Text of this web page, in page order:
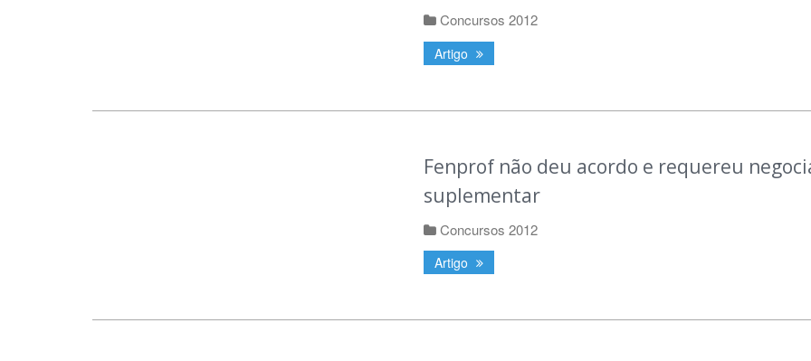
Concursos 2012
Artigo
Fenprof não deu acordo e requereu
suplementar
Concursos 2012
Artigo